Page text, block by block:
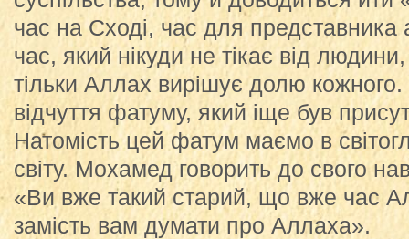
час на Сході, час для представника
час, який нікуди не тікає від
тільки Аллах вирішує долю
відчуття фатуму, який іще був
Натомість цей фатум маємо в
світу. Мохамед говорить до свого
«Ви вже такий старий, що вже час
замість вам думати про Аллаха».